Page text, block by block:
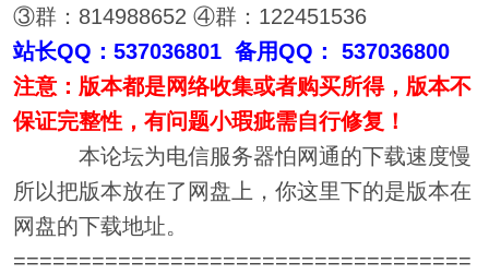
③群：814988652 ④群：122451536
站长QQ：537036801 备用QQ： 537036800
注意：版本都是网络收集或者购买所得，版本不
保证完整性，有问题小瑕疵需自行修复！
本论坛为电信服务器怕网通的下载速度慢
所以把版本放在了网盘上，你这里下的是版本在
网盘的下载地址。
===================================